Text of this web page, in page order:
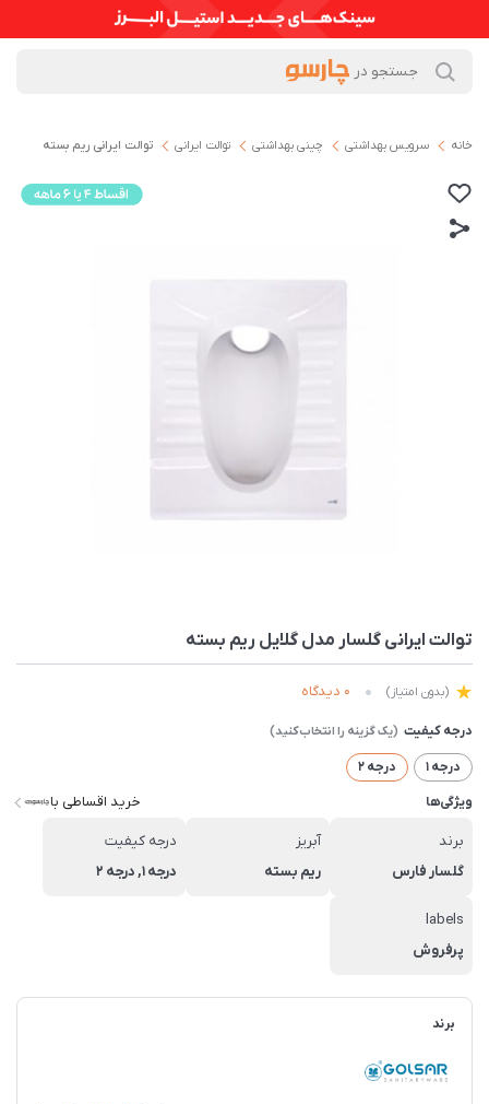
خانه سرویس بهداشتی چینی بهداشتی توالت ایرانی توالت ایرانی ریم بسته
توالت ایرانی گلسار مدل گلایل ریم بسته
(بدون امتیاز) 0 دیدگاه
درجه کیفیت
درجه 1
درجه 2
ویژگی‌ها
خرید اقساطی با
برند
گلسار فارس
آبریز
ریم بسته
درجه کیفیت
درجه 1, درجه 2
labels
پرفروش
برند